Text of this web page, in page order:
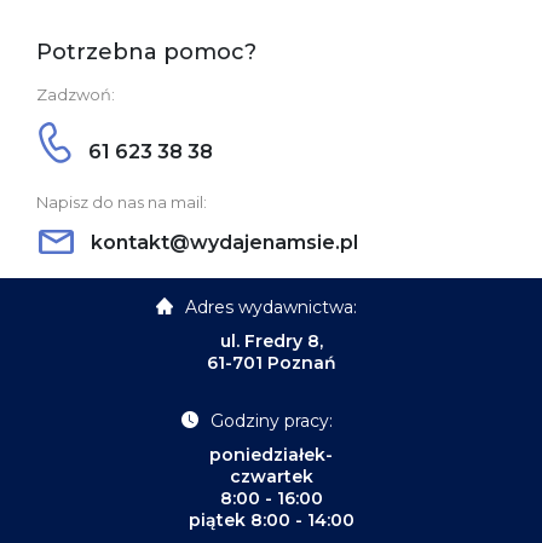
Potrzebna pomoc?
Zadzwoń:
61 623 38 38
Napisz do nas na mail:
kontakt@wydajenamsie.pl
Adres wydawnictwa:
ul. Fredry 8,
61-701 Poznań
Godziny pracy:
poniedziałek-
czwartek
8:00 - 16:00
piątek 8:00 - 14:00